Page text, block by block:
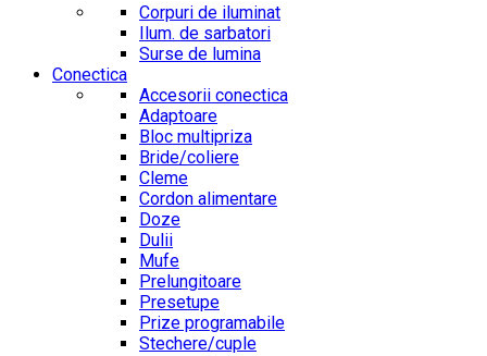
Corpuri de iluminat
Ilum. de sarbatori
Surse de lumina
Conectica
Accesorii conectica
Adaptoare
Bloc multipriza
Bride/coliere
Cleme
Cordon alimentare
Doze
Dulii
Mufe
Prelungitoare
Presetupe
Prize programabile
Stechere/cuple